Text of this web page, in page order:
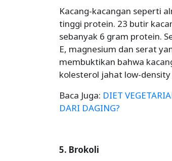
Kacang-kacangan seperti
tinggi protein. 23 butir
sebanyak 6 gram protein.
E, magnesium dan serat
membuktikan bahwa
kolesterol jahat low-
Baca Juga: DIET
DARI DAGING?
5. Brokoli